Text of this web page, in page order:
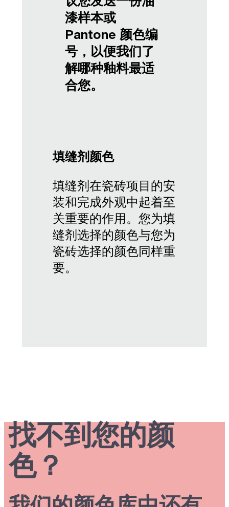
漆样本或
Pantone 颜色编
号，以便我们了
解哪种釉料最适
合您。
填缝剂颜色
填缝剂在瓷砖项目的安
装和完成外观中起着至
关重要的作用。您为填
缝剂选择的颜色与您为
瓷砖选择的颜色同样重
要。
找不到您的颜
色？